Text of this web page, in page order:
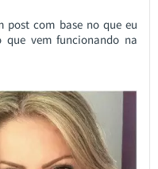
post com base no que eu
vem funcionando na